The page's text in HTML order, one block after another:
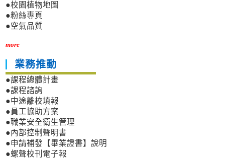
●校園植物地圖
●粉絲專頁
●空氣品質
more
業務推動
●課程總體計畫
●課程諮詢
●中途離校填報
●員工協助方案
●職業安全衛生管理
●內部控制聲明書
●申請補發【畢業證書】說明
●螺聲校刊電子報